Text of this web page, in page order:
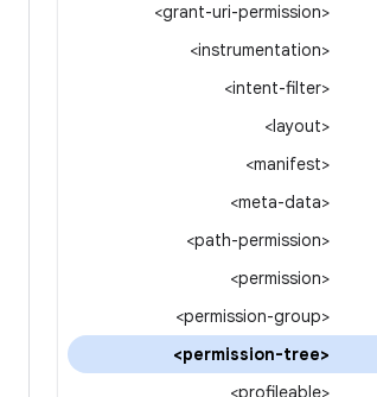
<grant-uri-permission>
<instrumentation>
<intent-filter>
<layout>
<manifest>
<meta-data>
<path-permission>
<permission>
<permission-group>
<permission-tree>
<profileable>